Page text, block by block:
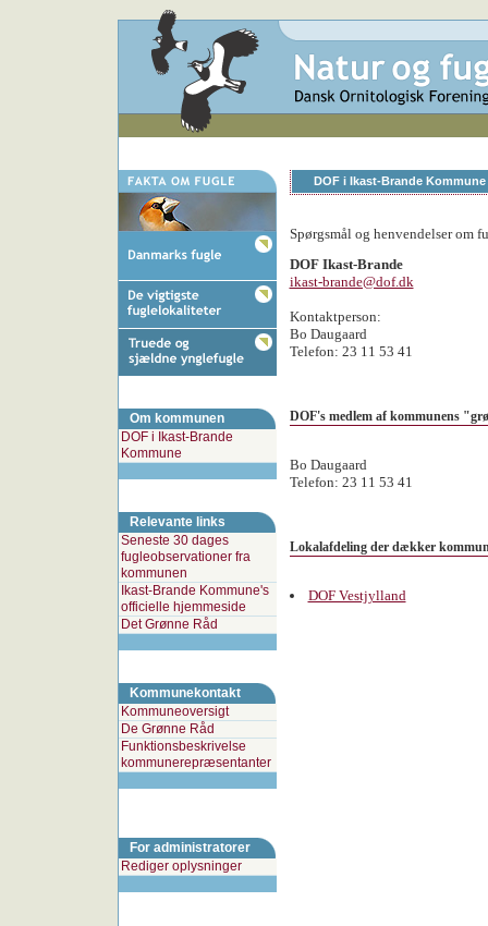
Om kommunen
DOF i Ikast-Brande
Kommune
Relevante links
Seneste 30 dages
fugleobservationer fra
kommunen
Ikast-Brande Kommune's
officielle hjemmeside
Det Grønne Råd
Kommunekontakt
Kommuneoversigt
De Grønne Råd
Funktionsbeskrivelse
kommunerepræsentanter
For administratorer
Rediger oplysninger
DOF i Ikast-Brande Kommune
Spørgsmål og henvendelser om
DOF Ikast-Brande
ikast-brande@dof.dk
Kontaktperson:
Bo Daugaard
Telefon: 23 11 53 41
DOF's medlem af kommunens
Bo Daugaard
Telefon: 23 11 53 41
Lokalafdeling der dækker
DOF Vestjylland